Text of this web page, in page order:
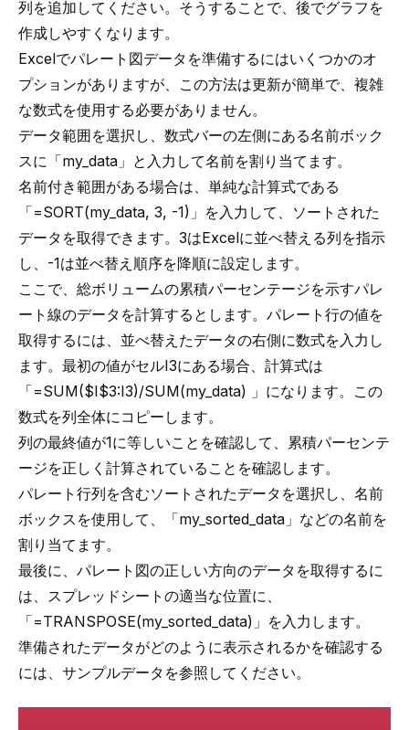
列を追加してください。そうすることで、後でグラフを
作成しやすくなります。
Excelでパレート図データを準備するにはいくつかのオ
プションがありますが、この方法は更新が簡単で、複雑
な数式を使用する必要がありません。
データ範囲を選択し、数式バーの左側にある名前ボック
スに「my_data」と入力して名前を割り当てます。
名前付き範囲がある場合は、単純な計算式である
「=SORT(my_data, 3, -1)」を入力して、ソートされた
データを取得できます。3はExcelに並べ替える列を指示
し、-1は並べ替え順序を降順に設定します。
ここで、総ボリュームの累積パーセンテージを示すパレ
ート線のデータを計算するとします。パレート行の値を
取得するには、並べ替えたデータの右側に数式を入力し
ます。最初の値がセルI3にある場合、計算式は
「=SUM($I$3:I3)/SUM(my_data) 」になります。この
数式を列全体にコピーします。
列の最終値が1に等しいことを確認して、累積パーセンテ
ージを正しく計算されていることを確認します。
パレート行列を含むソートされたデータを選択し、名前
ボックスを使用して、「my_sorted_data」などの名前を
割り当てます。
最後に、パレート図の正しい方向のデータを取得するに
は、スプレッドシートの適当な位置に、
「=TRANSPOSE(my_sorted_data)」を入力します。
準備されたデータがどのように表示されるかを確認する
には、 サンプルデータ を参照してください。